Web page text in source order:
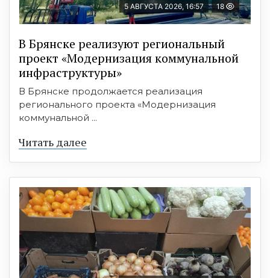
5 АВГУСТА 2026, 16:57 18
В Брянске реализуют региональный
проект «Модернизация коммунальной
инфраструктуры»
В Брянске продолжается реализация
регионального проекта «Модернизация
коммунальной ...
Читать далее